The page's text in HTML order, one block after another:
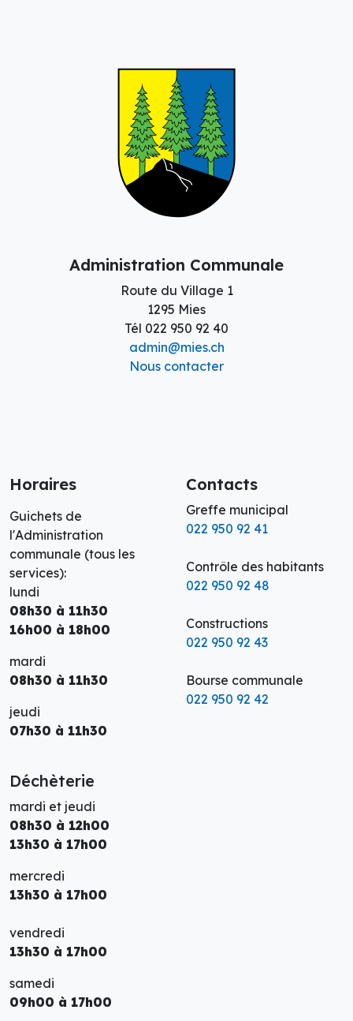
Administration Communale
Route du Village 1
1295 Mies
Tél 022 950 92 40
admin@mies.ch
Nous contacter
Horaires
Guichets de
l'Administration
communale (tous les
services):
lundi
08h30 à 11h30
16h00 à 18h00
mardi
08h30 à 11h30
jeudi
07h30 à 11h30
Déchèterie
mardi et jeudi
08h30 à 12h00
13h30 à 17h00
mercredi
13h30 à 17h00
vendredi
13h30 à 17h00
samedi
09h00 à 17h00
Contacts
Greffe municipal
022 950 92 41
Contrôle des habitants
022 950 92 48
Constructions
022 950 92 43
Bourse communale
022 950 92 42